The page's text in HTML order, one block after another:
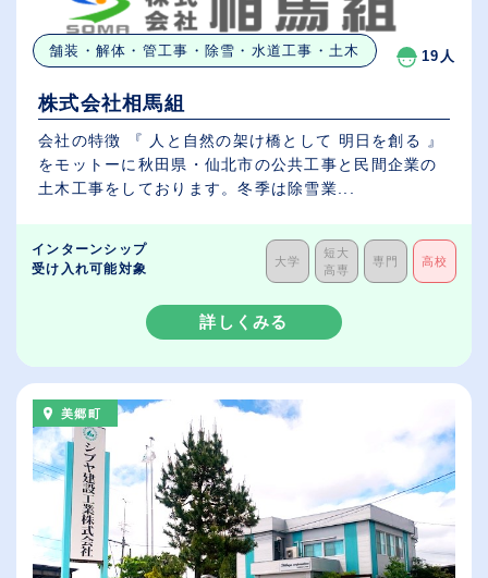
舗装・解体・管工事・除雪・水道工事・土木 19人
株式会社相馬組
会社の特徴 『 人と自然の架け橋として 明日を創る 』
をモットーに秋田県・仙北市の公共工事と民間企業の
土木工事をしております。冬季は除雪業...
インターンシップ
受け入れ可能対象
大学
短大
高専
専門 高校
詳しくみる
美郷町